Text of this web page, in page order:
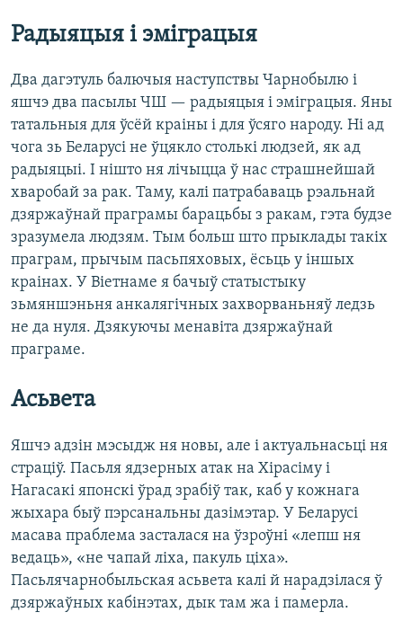
Радыяцыя і эміграцыя
Два дагэтуль балючыя наступствы Чарнобылю і
яшчэ два пасылы ЧШ — радыяцыя і эміграцыя. Яны
татальныя для ўсёй краіны і для ўсяго народу. Ні ад
чога зь Беларусі не ўцякло столькі людзей, як ад
радыяцыі. І нішто ня лічыцца ў нас страшнейшай
хваробай за рак. Таму, калі патрабаваць рэальнай
дзяржаўнай праграмы барацьбы з ракам, гэта будзе
зразумела людзям. Тым больш што прыклады такіх
праграм, прычым пасьпяховых, ёсьць у іншых
краінах. У Віетнаме я бачыў статыстыку
зьмяншэньня анкалягічных захворваньняў ледзь
не да нуля. Дзякуючы менавіта дзяржаўнай
праграме.
Асьвета
Яшчэ адзін мэсыдж ня новы, але і актуальнасьці ня
страціў. Пасьля ядзерных атак на Хірасіму і
Нагасакі японскі ўрад зрабіў так, каб у кожнага
жыхара быў пэрсанальны дазімэтар. У Беларусі
масава праблема засталася на ўзроўні «лепш ня
ведаць», «не чапай ліха, пакуль ціха».
Пасьлячарнобыльская асьвета калі й нарадзілася ў
дзяржаўных кабінэтах, дык там жа і памерла.